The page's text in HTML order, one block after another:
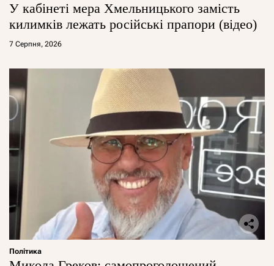
У кабінеті мера Хмельницького замість
килимків лежать російські прапори (відео)
7 Серпня, 2026
Політика